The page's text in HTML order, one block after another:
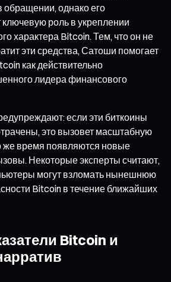
обращении, однако его
ключевую роль в укреплении
характера Bitcoin. Тем, что он не
эти средства, Сатоши помогает
как действительно
лидера финансового
если эти биткоины
это вызовет масштабную
же время появляются новые
Некоторые эксперты считают,
могут взломать нынешнюю
Bitcoin в течение ближайших
Bitcoin и